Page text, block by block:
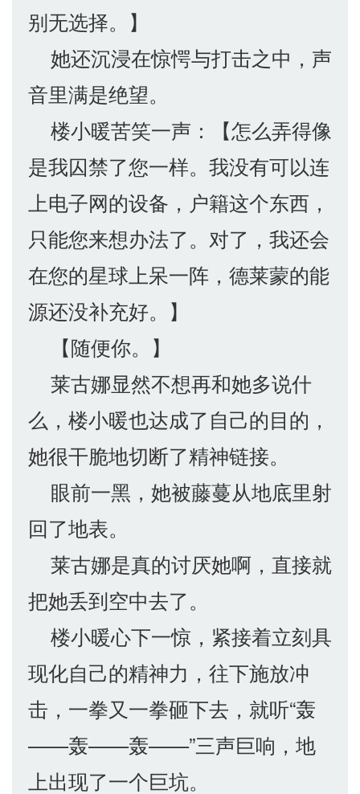
别无选择。】
她还沉浸在惊愕与打击之中，声
音里满是绝望。
楼小暖苦笑一声：【怎么弄得像
是我囚禁了您一样。我没有可以连
上电子网的设备，户籍这个东西，
只能您来想办法了。对了，我还会
在您的星球上呆一阵，德莱蒙的能
源还没补充好。】
【随便你。】
莱古娜显然不想再和她多说什
么，楼小暖也达成了自己的目的，
她很干脆地切断了精神链接。
眼前一黑，她被藤蔓从地底里射
回了地表。
莱古娜是真的讨厌她啊，直接就
把她丢到空中去了。
楼小暖心下一惊，紧接着立刻具
现化自己的精神力，往下施放冲
击，一拳又一拳砸下去，就听“轰
——轰——轰——”三声巨响，地
上出现了一个巨坑。